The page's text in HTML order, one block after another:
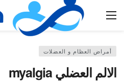
أمراض العظام و العضلات
الالم العضلي myalgia